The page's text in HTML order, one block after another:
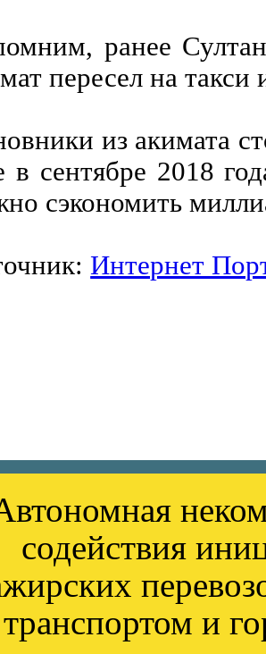
ранее
пересел на
из акимата
в сентябре 2018
сэкономить
Интернет
содействия
транспортом и